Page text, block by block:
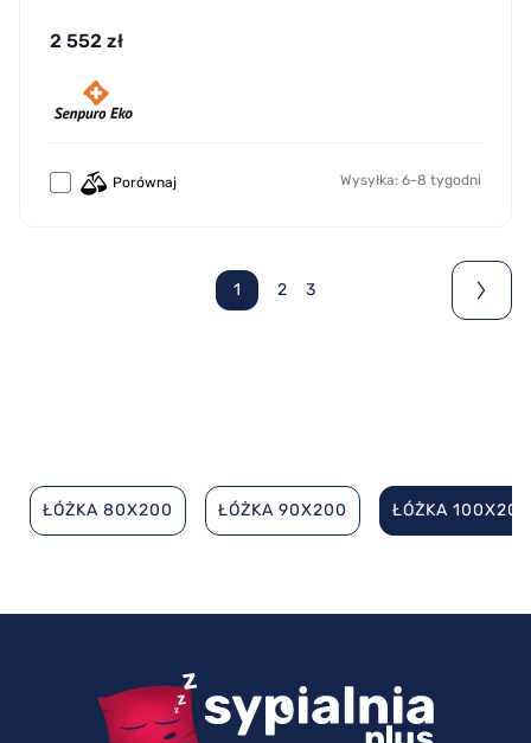
2 552 zł
Porównaj Wysyłka: 6-8 tygodni
1 2 3
ŁÓŻKA 80X200 ŁÓŻKA 90X200 ŁÓŻKA 100X200